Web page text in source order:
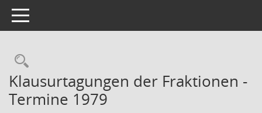
Toggle navigation
Rechercheauswahl
Klausurtagungen der Fraktionen -
Termine 1979